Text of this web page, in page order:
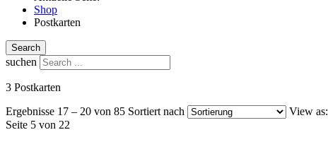
Shop
Postkarten
Search
suchen
3 Postkarten
Ergebnisse 17 – 20 von 85 Sortiert nach View as:
Seite 5 von 22